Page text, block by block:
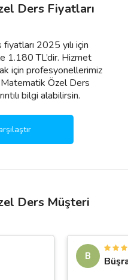
Ders Fiyatları
2025 yılı için
1.180 TL’dir. Hizmet
için profesyonellerimiz
Özel Ders
bilgi alabilirsin.
Ders Müşteri
B